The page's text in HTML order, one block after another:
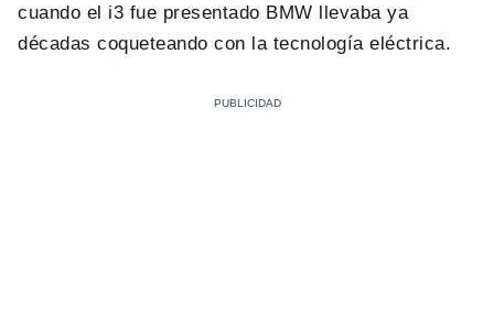
cuando el i3 fue presentado BMW llevaba ya
décadas coqueteando con la tecnología eléctrica.